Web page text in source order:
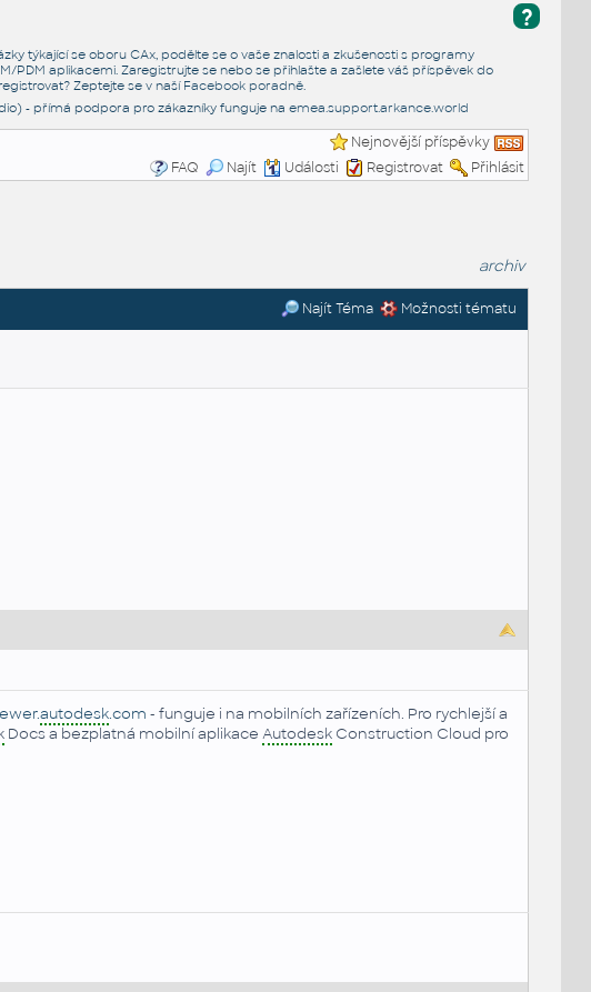
?
týkající se oboru CAx, podělte se o vaše znalosti a zkušenosti s programy
PDM aplikacemi. Zaregistrujte se nebo se přihlašte a zašlete váš příspěvek do
Zeptejte se v naší Facebook poradně.
- přímá podpora pro zákazníky funguje na emea.support.arkance.world
Nejnovější příspěvky
FAQ
Najít Události Registrovat Přihlásit
archiv
Najít Téma Možnosti tématu
autodesk.com - funguje i na mobilních zařízeních. Pro rychlejší a
Docs a bezplatná mobilní aplikace AutodeskConstruction Cloud pro